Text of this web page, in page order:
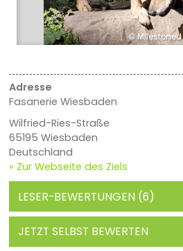
© Milestoned
Adresse
Fasanerie Wiesbaden
Wilfried-Ries-Straße
65195 Wiesbaden
Deutschland
» Zur Webseite des Ziels
LESER-BEWERTUNGEN (6)
JETZT SELBST BEWERTEN